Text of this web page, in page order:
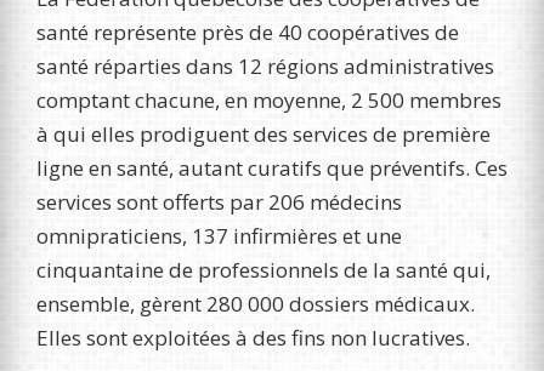
santé représente près de 40 coopératives de
santé réparties dans 12 régions administratives
comptant chacune, en moyenne, 2 500 membres
à qui elles prodiguent des services de première
ligne en santé, autant curatifs que préventifs. Ces
services sont offerts par 206 médecins
omnipraticiens, 137 infirmières et une
cinquantaine de professionnels de la santé qui,
ensemble, gèrent 280 000 dossiers médicaux.
Elles sont exploitées à des fins non lucratives.